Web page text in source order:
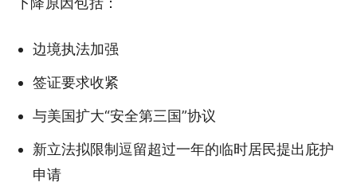
边境执法加强
签证要求收紧
与美国扩大“安全第三国”协议
新立法拟限制逗留超过一年的临时居民提出庇护
申请